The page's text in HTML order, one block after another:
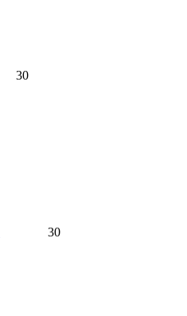
30
30